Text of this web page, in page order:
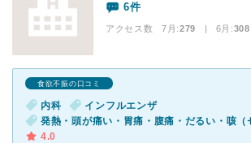
6件
アクセス数 7月:279 | 6月:308
食欲不振の口コミ
内科
インフルエンザ
4.0